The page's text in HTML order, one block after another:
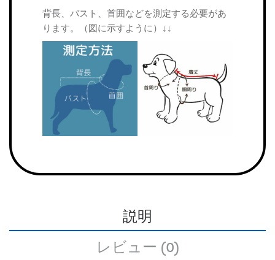
背長、バスト、首囲などを測定する必要があ
ります。（図に示すように）↓↓
説明
レビュー (0)